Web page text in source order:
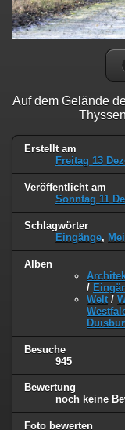
Auf dem Gelände
Erstellt am
Freitag 13
Veröffentlicht am
Sonntag 11
Schlagwörter
Eingänge,
Alben
/
Welt /
Besuche
945
Bewertung
noch keine
Foto bewerten